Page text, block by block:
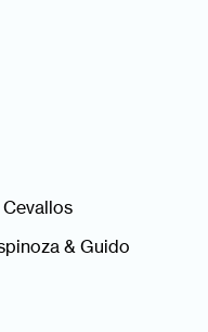
& Guido